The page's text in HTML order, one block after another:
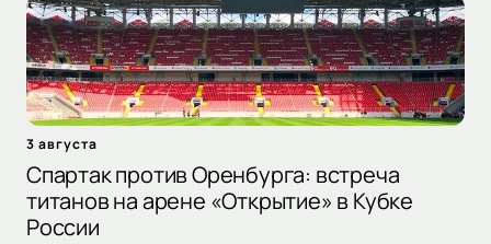
3 августа
Спартак против Оренбурга: встреча
титанов на арене «Открытие» в Кубке
России